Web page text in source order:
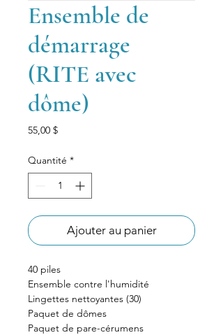
Ensemble de
démarrage
(RITE avec
dôme)
55,00 $Prix
Quantité *
Ajouter au panier
40 piles
Ensemble contre l'humidité
Lingettes nettoyantes (30)
Paquet de dômes
Paquet de pare-cérumens